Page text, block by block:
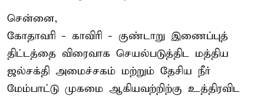
சென்னை,
கோதாவரி - காவிரி - குண்டாறு இணைப்புத்
திட்டத்தை விரைவாக செயல்படுத்திட மத்திய
ஜல்சக்தி அமைச்சகம் மற்றும் தேசிய நீர்
மேம்பாட்டு முகமை ஆகியவற்றிற்கு உத்திரவிட